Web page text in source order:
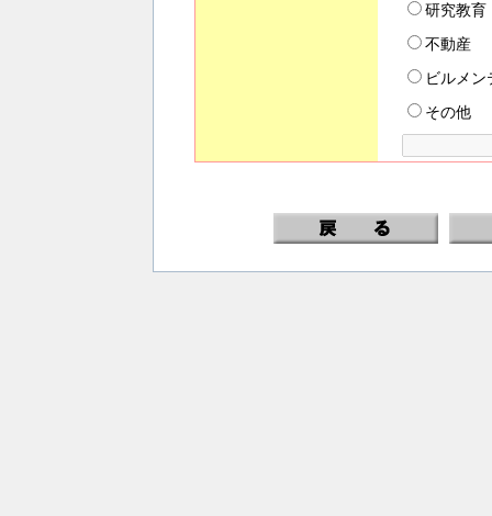
研究教育
不動産
ビルメン
その他